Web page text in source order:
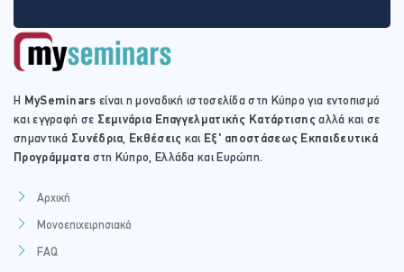
Η MySeminars είναι η μοναδική ιστοσελίδα στη Κύπρο για εντοπισμό
και εγγραφή σε Σεμινάρια Επαγγελματικής Κατάρτισης αλλά και σε
σημαντικά Συνέδρια, Εκθέσεις και Εξ' αποστάσεως Εκπαιδευτικά
Προγράμματα στη Κύπρο, Ελλάδα και Ευρώπη.
Αρχική
Μονοεπιχειρησιακά
FAQ